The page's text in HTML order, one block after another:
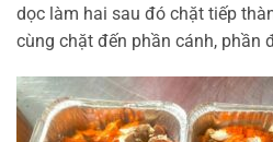
dọc làm hai sau đó chặt tiếp
cùng chặt đến phần cánh, phần